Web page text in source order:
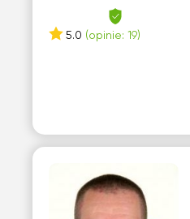
5.0 (opinie: 19)